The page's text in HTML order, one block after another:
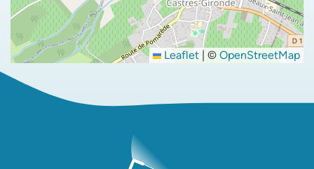
Leaflet | © OpenStreetMap